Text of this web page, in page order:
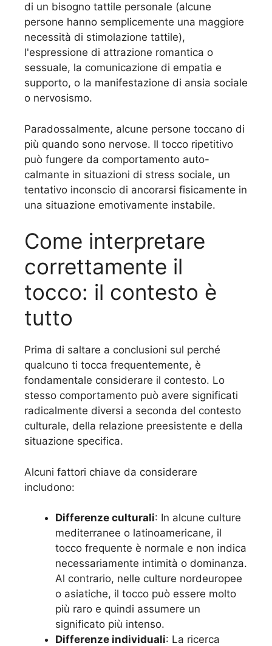
di un bisogno tattile personale (alcune
persone hanno semplicemente una maggiore
necessità di stimolazione tattile),
l'espressione di attrazione romantica o
sessuale, la comunicazione di empatia e
supporto, o la manifestazione di ansia sociale
o nervosismo.
Paradossalmente, alcune persone toccano di
più quando sono nervose. Il tocco ripetitivo
può fungere da comportamento auto-
calmante in situazioni di stress sociale, un
tentativo inconscio di ancorarsi fisicamente in
una situazione emotivamente instabile.
Come interpretare
correttamente il
tocco: il contesto è
tutto
Prima di saltare a conclusioni sul perché
qualcuno ti tocca frequentemente, è
fondamentale considerare il contesto. Lo
stesso comportamento può avere significati
radicalmente diversi a seconda del contesto
culturale, della relazione preesistente e della
situazione specifica.
Alcuni fattori chiave da considerare
includono:
Differenze culturali: In alcune culture
mediterranee o latinoamericane, il
tocco frequente è normale e non indica
necessariamente intimità o dominanza.
Al contrario, nelle culture nordeuropee
o asiatiche, il tocco può essere molto
più raro e quindi assumere un
significato più intenso.
Differenze individuali: La ricerca